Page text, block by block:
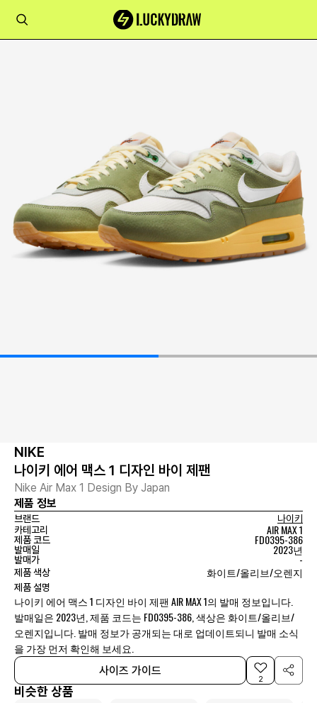
NIKE
나이키 에어 맥스 1 디자인 바이 제팬
Nike Air Max 1 Design By Japan
제품 정보
브랜드
나이키
카테고리
AIR MAX 1
제품 코드 FD0395-386
발매일 2023년
발매가 -
제품 색상 화이트/올리브/오렌지
제품 설명
나이키 에어 맥스 1 디자인 바이 제팬 AIR MAX 1의 발매 정보입니다.
발매일은 2023년, 제품 코드는 FD0395-386, 색상은 화이트/올리브/
오렌지입니다. 발매 정보가 공개되는 대로 업데이트되니 발매 소식
을 가장 먼저 확인해 보세요.
사이즈 가이드
2
비슷한 상품